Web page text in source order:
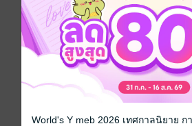
World's Y meb 2026 เทศกาลนิยาย